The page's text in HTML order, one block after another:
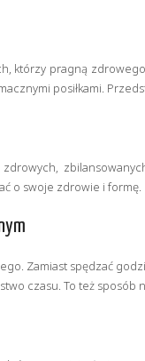
którzy pragną
posiłkami.
o swoje zdrowie i formę.
Zamiast spędzać
czasu. To też sposób